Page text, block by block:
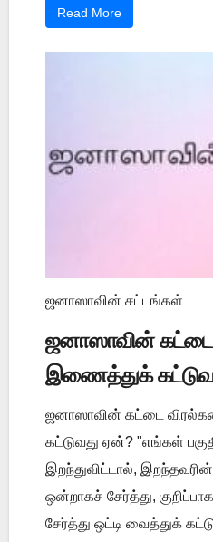
Read More
ஜனாஸாவின் சட்டங்கள்
ஜனாஸாவின்
இணைத்துக்
ஜனாஸாவின் கட்டை
கட்டுவது ஏன்? "எங்கள்
இறந்துவிட்டால்,
ஒன்றாகச் சேர்த்து,
சேர்த்து ஒட்டி வைத்துக்